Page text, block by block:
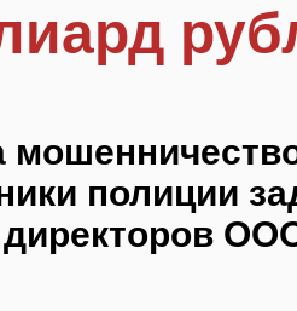
полиции
директоров